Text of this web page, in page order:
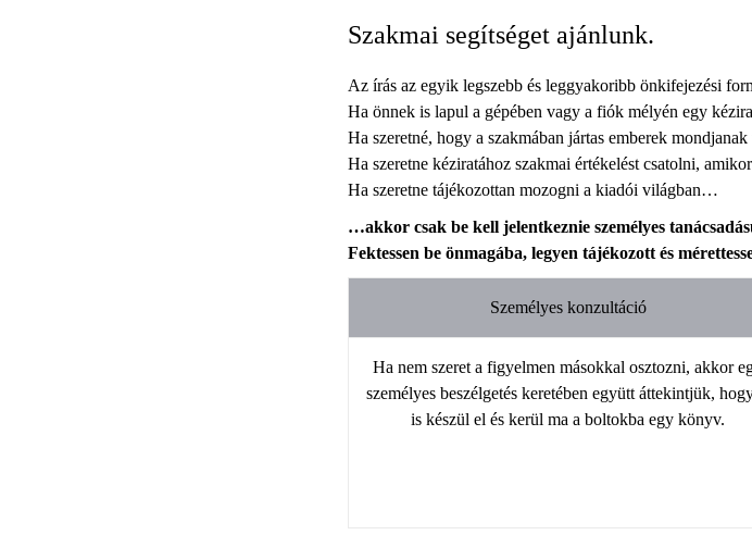
Szakmai segítséget ajánlunk.
Az írás az egyik legszebb és leggyakoribb önkifejezési
Ha önnek is lapul a gépében vagy a fiók mélyén egy
Ha szeretné, hogy a szakmában jártas emberek
Ha szeretne kéziratához szakmai értékelést csatolni,
Ha szeretne tájékozottan mozogni a kiadói világban…
…akkor csak be kell jelentkeznie személyes
Fektessen be önmagába, legyen tájékozott és
Személyes konzultáció
Ha nem szeret a figyelmen másokkal osztozni, akkor
személyes beszélgetés keretében együtt áttekintjük,
is készül el és kerül ma a boltokba egy könyv.